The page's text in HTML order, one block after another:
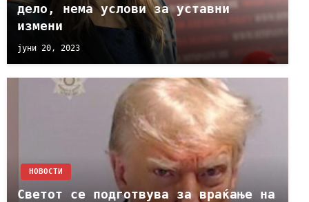
дело, нема услови за уставни
измени
јуни 20, 2023
НОВОСТИ
Светот се подготвува за враќање на